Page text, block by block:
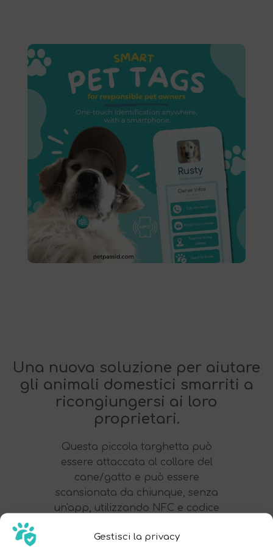
Gestisci la privacy
Una nuova soluzione per aiutare
gli animali domestici smarriti a
ricongiungersi ai loro
proprietari.
Questa piccola targhetta può
essere attaccata al collare del
cane/gatto e può essere
scansionata da chiunque, senza
un'app, utilizzando NFC e codice
Così, quando ci si imbatte in un